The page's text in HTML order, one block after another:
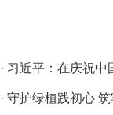
· 习近平：在庆祝
· 守护绿植践初心